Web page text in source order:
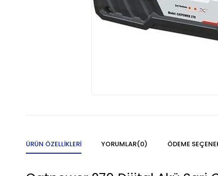
ÜRÜN ÖZELLIKLERI YORUMLAR(0) ÖDEME